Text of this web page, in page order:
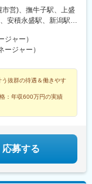
高崎市／大宮市／習
／甲府市・東海エリ
市・関西エリア：大
歌山市／新宮市・中
リア：福岡市／糟屋
崎市／熊本市／大分
止対策：敷地内禁煙※
勤OK ※地域による※担
ます。※ご希望をお伺
営)、撫牛子駅、上盛
安積永盛駅、新潟駅、
国母駅、市役所前駅
島駅、岐阜駅、静岡
駅、新宮駅、鳥取駅、
、幡生駅、阿波富田
丁目駅、吉塚駅、柚須
町駅、健軍町駅、大
駅、新津田沼駅、志
駅、道後温泉駅、馬出
ィノース駅、いづろ
ャー）
ジャー）
抜群の待遇＆働きやす
：年収600万円の実績
応募する